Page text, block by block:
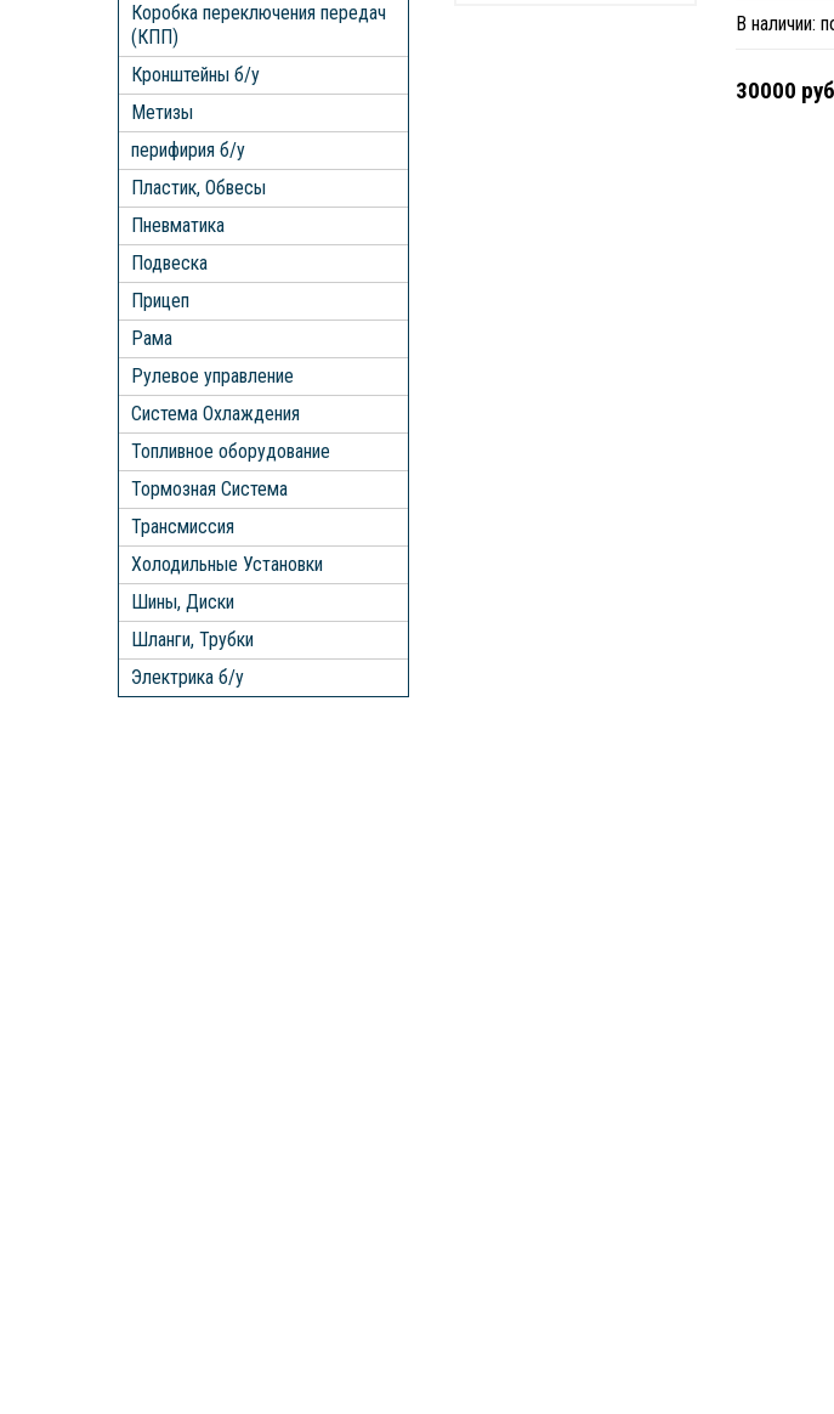
Коробка переключения передач
(КПП)
Кронштейны б/у
Метизы
перифирия б/у
Пластик, Обвесы
Пневматика
Подвеска
Прицеп
Рама
Рулевое управление
Система Охлаждения
Топливное оборудование
Тормозная Система
Трансмиссия
Холодильные Установки
Шины, Диски
Шланги, Трубки
Электрика б/у
В наличии:
30000